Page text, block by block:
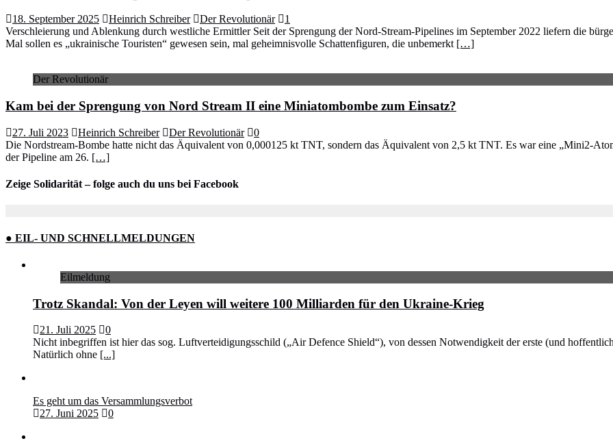
18. September 2025 Heinrich Schreiber Der Revolutionär
1
Verschleierung und Ablenkung durch westliche Ermittler Seit der Sprengung der Nord-Stream-Pipelines im September 2022 liefern die
Mal sollen es „ukrainische Touristen“ gewesen sein, mal geheimnisvolle Schattenfiguren, die unbemerkt […]
Der Revolutionär
Kam bei der Sprengung von Nord Stream II eine Miniatombombe zum Einsatz?
27. Juli 2023 Heinrich Schreiber Der Revolutionär
0
Die Nordstream-Bombe hatte nicht das Äquivalent von 0,000125 kt TNT, sondern das Äquivalent von 2,5 kt TNT. Es war eine „Mini2-
der Pipeline am 26. […]
Zeige Solidarität – folge auch du uns bei Facebook
● EIL- UND SCHNELLMELDUNGEN
Eilmeldung
Trotz Skandal: Von der Leyen will weitere 100 Milliarden für den Ukraine-Krieg
21. Juli 2025
0
Nicht inbegriffen ist hier das sog. Luftverteidigungsschild („Air Defence Shield“), von dessen Notwendigkeit der erste (und
Natürlich ohne [...]
Es geht um das Versammlungsverbot
27. Juni 2025
0